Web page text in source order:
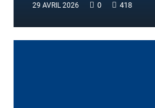
29 AVRIL 2026 0 418